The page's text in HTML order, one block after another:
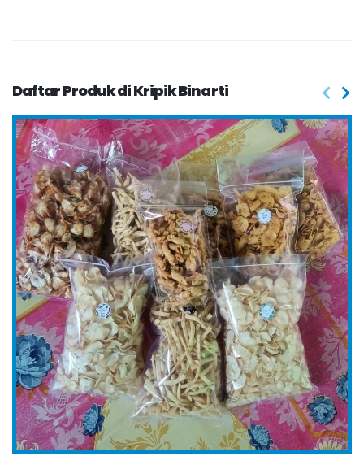
Daftar Produk di Kripik Binarti